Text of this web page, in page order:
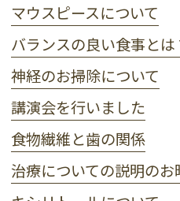
マウスピースについて
バランスの良い食事とは
神経のお掃除について
講演会を行いました
食物繊維と歯の関係
治療についての説明のお